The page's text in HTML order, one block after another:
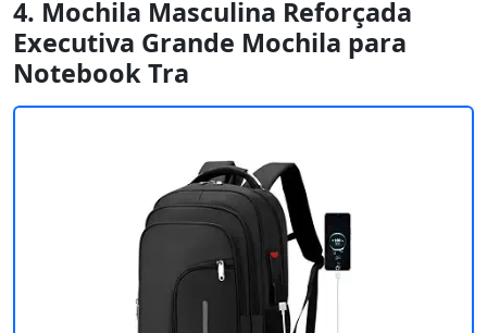
4. Mochila Masculina Reforçada
Executiva Grande Mochila para
Notebook Tra